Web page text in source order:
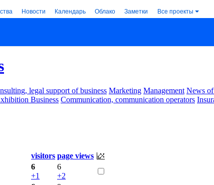
Новости Календарь Облако Заметки Все проекты
legal support of business Marketing Management News
Business Communication, communication operators
visitors page views
6
+1
6
+2